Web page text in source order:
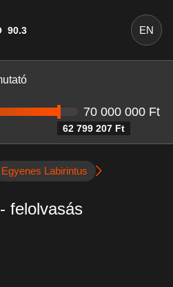
90.3 EN
62 799 207 Ft
70 000 000 Ft
Egyenes Labirintus
felolvasás